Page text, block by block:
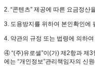
2. “콘텐츠” 제공에 따른 요금정산
3. 도용방지를 위하여 본인확인에
4. 약관의 규정 또는 법령에 의하
④ “(주)유로셀”이(가) 제2항과 제3
에는 “개인정보”관리책임자의 신